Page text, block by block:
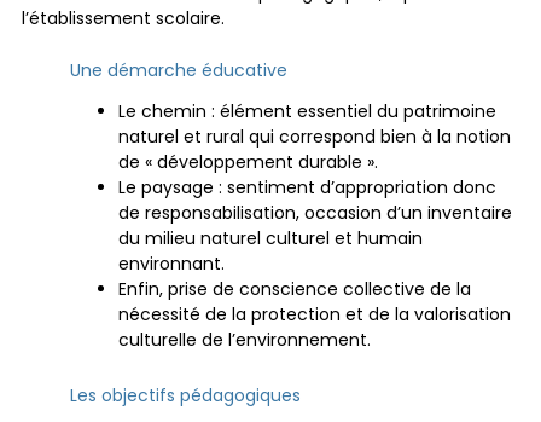
l’établissement scolaire.
Une démarche éducative
Le chemin : élément essentiel du patrimoine
naturel et rural qui correspond bien à la notion
de « développement durable ».
Le paysage : sentiment d’appropriation donc
de responsabilisation, occasion d’un inventaire
du milieu naturel culturel et humain
environnant.
Enfin, prise de conscience collective de la
nécessité de la protection et de la valorisation
culturelle de l’environnement.
Les objectifs pédagogiques